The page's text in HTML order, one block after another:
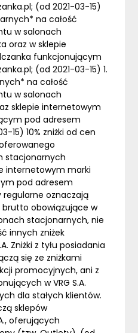
(od 2021-03-15)
na całość
w salonach
oraz w sklepie
funkcjonującym
(od 2021-03-15) 1.
na całość
w salonach
sklepie internetowym
pod adresem
15) 10% zniżki od cen
stacjonarnych
internetowym marki
pod adresem
regularne oznaczają
obowiązujące w
stacjonarnych, nie
innych zniżek
Zniżki z tyłu posiadania
się ze zniżkami
promocyjnych, ani z
w VRG S.A.
dla stałych klientów.
sklepów
oferujących